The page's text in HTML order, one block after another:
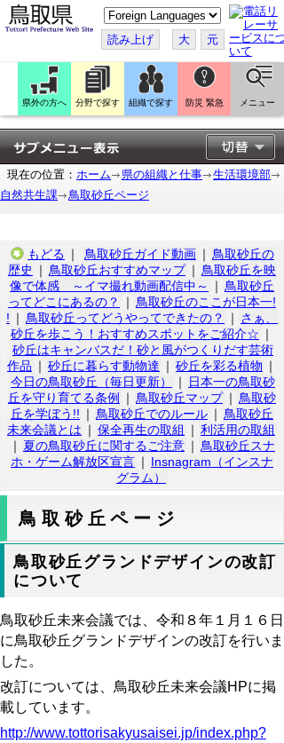
こ
の
ペ
ー
ジ
翻
訳
す
る
読み上げ 大 元
県外の方へ 分野で探す 組織で探す 防災 緊急 メニュー
現在の位置： ホーム 県の組織と仕事
生活環境部
自然共生課
鳥取砂丘ページ
もどる ｜ 鳥取砂丘ガイド動画 ｜ 鳥取砂丘の
歴史
｜ 鳥取砂丘おすすめマップ ｜ 鳥取砂丘を映
像で体感 ～イマ撮れ動画配信中～
｜ 鳥取砂丘
ってどこにあるの？
｜ 鳥取砂丘のここが日本一!
! ｜ 鳥取砂丘ってどうやってできたの？ ｜ さぁ、
砂丘を歩こう！おすすめスポットをご紹介☆ ｜
砂丘はキャンバスだ！砂と風がつくりだす芸術
作品 ｜ 砂丘に暮らす動物達 ｜ 砂丘を彩る植物 ｜
今日の鳥取砂丘（毎日更新）
｜
日本一の鳥取砂
丘を守り育てる条例
｜ 鳥取砂丘マップ ｜ 鳥取砂
丘を学ぼう!! ｜ 鳥取砂丘でのルール ｜ 鳥取砂丘
未来会議とは ｜ 保全再生の取組 ｜ 利活用の取組
｜ 夏の鳥取砂丘に関するご注意 ｜ 鳥取砂丘スナ
ホ・ゲーム解放区宣言 ｜ Insnagram（インスナ
グラム）
鳥取砂丘ページ
鳥取砂丘グランドデザインの改訂
について
鳥取砂丘未来会議では、令和８年１月１６日
に鳥取砂丘グランドデザインの改訂を行いま
した。
改訂については、鳥取砂丘未来会議HPに掲
載しています。
http://www.tottorisakyusaisei.jp/index.php?